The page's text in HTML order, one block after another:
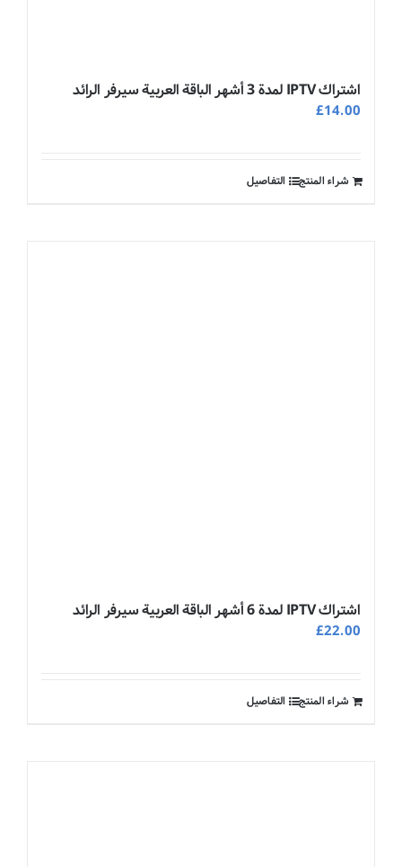
اشتراك IPTV لمدة 3 أشهر الباقة العربية سيرفر الرائد
£14.00
شراء المنتج التفاصيل
اشتراك IPTV لمدة 6 أشهر الباقة العربية سيرفر الرائد
£22.00
شراء المنتج التفاصيل